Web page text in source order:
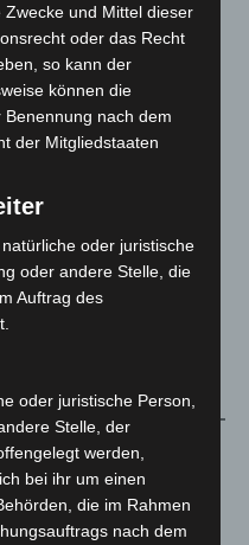
2.799
1.889
und Mittel dieser
oder das Recht
so kann der
können die
nach dem
der Mitgliedstaaten
oder juristische
oder andere Stelle, die
Auftrag des
oder juristische Person,
Stelle, der
werden,
bei ihr um einen
die im Rahmen
nach dem